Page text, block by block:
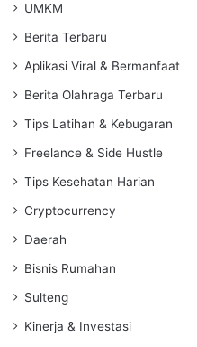
UMKM
Berita Terbaru
Aplikasi Viral & Bermanfaat
Berita Olahraga Terbaru
Tips Latihan & Kebugaran
Freelance & Side Hustle
Tips Kesehatan Harian
Cryptocurrency
Daerah
Bisnis Rumahan
Sulteng
Kinerja & Investasi